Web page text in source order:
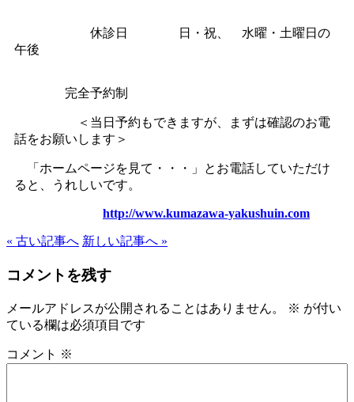
休診日 日・祝、 水曜・土曜日の
午後
完全予約制
＜当日予約もできますが、まずは確認のお電
話をお願いします＞
「ホームページを見て・・・」とお電話していただけ
ると、うれしいです。
http://www.kumazawa-yakushuin.com
« 古い記事へ 新しい記事へ »
コメントを残す
メールアドレスが公開されることはありません。 ※ が付い
ている欄は必須項目です
コメント ※